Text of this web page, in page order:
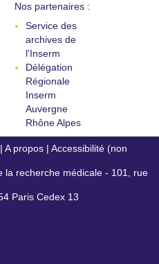
Nos partenaires :
Service des
archives de
l'Inserm
Délégation
Régionale
Inserm
Auvergne
Rhône Alpes
| A propos | Accessibilité (non
la recherche médicale - 101, rue
Paris Cedex 13